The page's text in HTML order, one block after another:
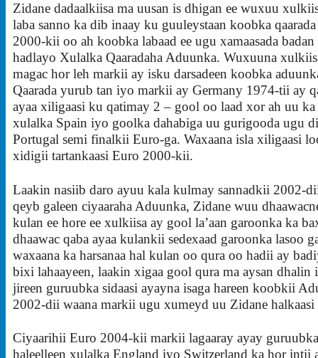
Zidane dadaalkiisa ma uusan is dhigan ee wuxuu
laba sanno ka dib inaay ku guuleystaan koobka
2000-kii oo ah koobka labaad ee ugu xamaasada badan
hadlayo Xulalka Qaaradaha Aduunka. Wuxuuna
magac hor leh markii ay isku darsadeen koobka
Qaarada yurub tan iyo markii ay Germany 1974-tii ay
ayaa xiligaasi ku qatimay 2 – gool oo laad xor ah uu
xulalka Spain iyo goolka dahabiga uu gurigooda ugu
Portugal semi finalkii Euro-ga. Waxaana isla xiligaasi
xidigii tartankaasi Euro 2000-kii.
Laakin nasiib daro ayuu kala kulmay sannadkii 2002-
qeyb galeen ciyaaraha Aduunka, Zidane wuu
kulan ee hore ee xulkiisa ay gool la’aan garoonka ka
dhaawac qaba ayaa kulankii sedexaad garoonka lasoo
waxaana ka harsanaa hal kulan oo qura oo hadii ay
bixi lahaayeen, laakin xigaa gool qura ma aysan
jireen guruubka sidaasi ayayna isaga hareen koobkii
2002-dii waana markii ugu xumeyd uu Zidane halkaasi
Ciyaarihii Euro 2004-kii markii lagaaray ayay
haleelleen xulalka England iyo Switzerland ka hor intii